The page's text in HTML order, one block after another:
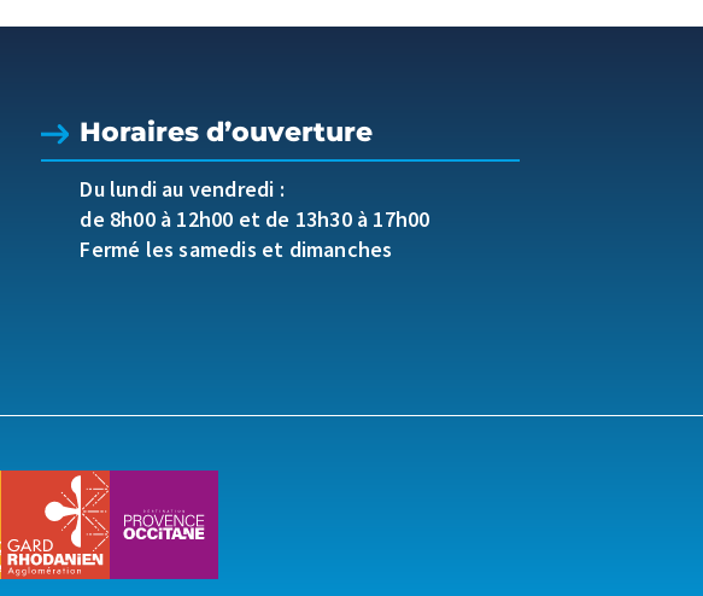
Horaires d’ouverture
Du lundi au vendredi :
de 8h00 à 12h00 et de 13h30 à 17h00
Fermé les samedis et dimanches